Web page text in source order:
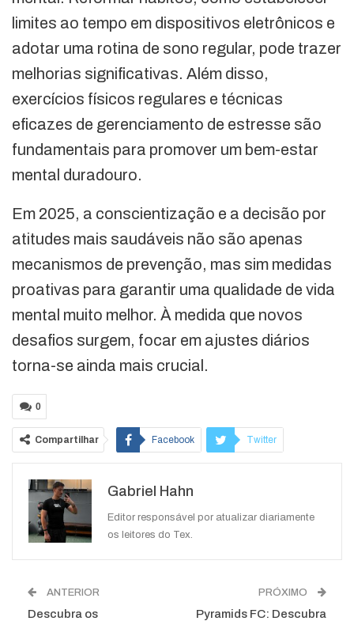
limites ao tempo em dispositivos eletrônicos e
adotar uma rotina de sono regular, pode trazer
melhorias significativas. Além disso,
exercícios físicos regulares e técnicas
eficazes de gerenciamento de estresse são
fundamentais para promover um bem-estar
mental duradouro.
Em 2025, a conscientização e a decisão por
atitudes mais saudáveis não são apenas
mecanismos de prevenção, mas sim medidas
proativas para garantir uma qualidade de vida
mental muito melhor. À medida que novos
desafios surgem, focar em ajustes diários
torna-se ainda mais crucial.
0
Compartilhar Facebook Twitter
WhatsApp
Gabriel Hahn
Editor responsável por atualizar diariamente
os leitores do Tex.
ANTERIOR
Descubra os
PRÓXIMO
Pyramids FC: Descubra